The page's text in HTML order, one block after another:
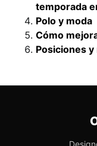
temporada
Polo y moda
Cómo
Posiciones